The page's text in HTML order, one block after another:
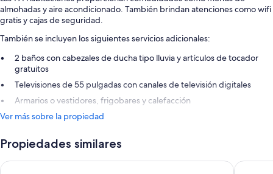
almohadas y aire acondicionado. También brindan atenciones como wifi
gratis y cajas de seguridad.
También se incluyen los siguientes servicios adicionales:
2 baños con cabezales de ducha tipo lluvia y artículos de tocador
gratuitos
Televisiones de 55 pulgadas con canales de televisión digitales
Armarios o vestidores, frigobares y calefacción
Ver más sobre la propiedad
Propiedades similares
Grand Millennium Auckland Cordis,